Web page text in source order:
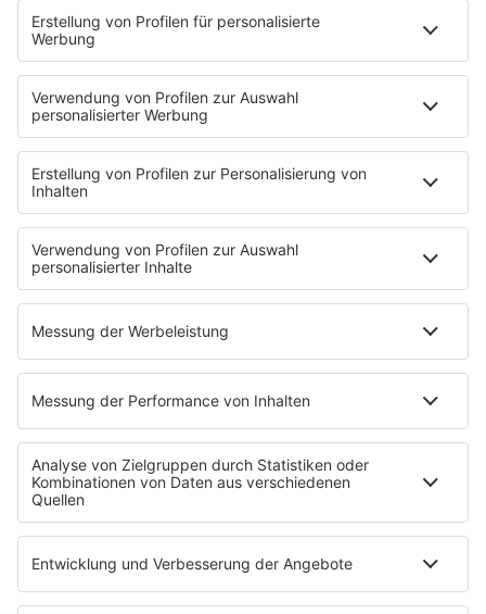
Connect
Team
Musik-Tester werden!
KISS FM APP
Jobline
Streams
Podcasts
Mehr Streams
Service
Datenschutz
Impressum
Werbung buchen
Presse
Teilnahmebedingungen
Kontakt